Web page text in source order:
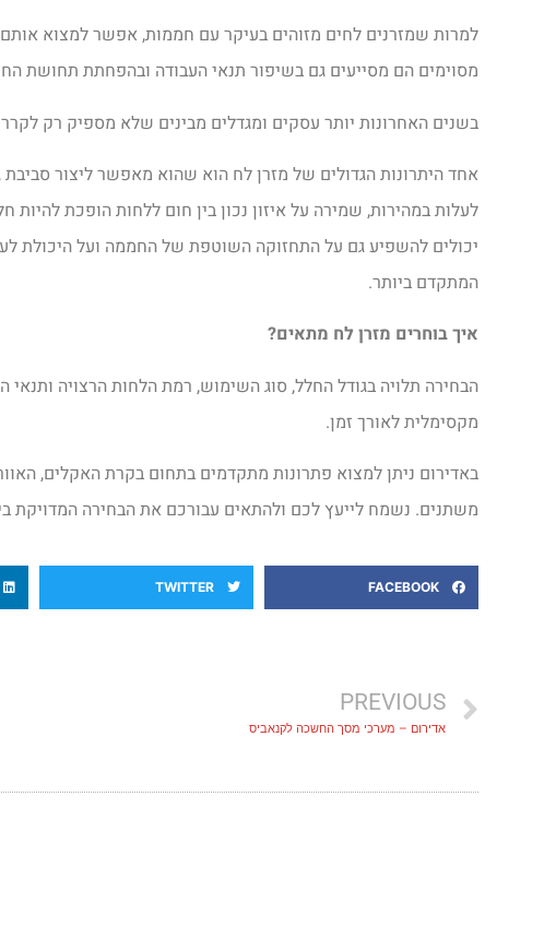
למרות שמזרנים לחים מזוהים בעיקר עם חממות, אפשר למצוא
מסוימים הם מסייעים גם בשיפור תנאי העבודה ובהפחתת תחושת
בשנים האחרונות יותר עסקים ומגדלים מבינים שלא מספיק רק
אחד היתרונות הגדולים של מזרן לח הוא שהוא מאפשר ליצור
לעלות במהירות, שמירה על איזון נכון בין חום ללחות הופכת
יכולים להשפיע גם על התחזוקה השוטפת של החממה ועל היכולת
המתקדם ביותר.
איך בוחרים מזרן לח מתאים?
הבחירה תלויה בגודל החלל, סוג השימוש, רמת הלחות הרצויה
מקסימלית לאורך זמן.
באדירום ניתן למצוא פתרונות מתקדמים בתחום בקרת האקלים,
משתנים. נשמח לייעץ לכם ולהתאים עבורכם את הבחירה המדויקת
FACEBOOK
TWITTER
PREVIOUS
אדירום – מערכי מסך החשכה לקנאביס